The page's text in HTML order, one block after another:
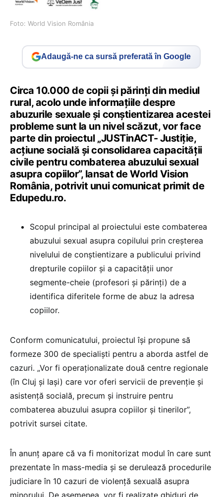
Foto: World Vision România
Adaugă-ne ca sursă preferată în Google
Circa 10.000 de copii și părinți din mediul
rural, acolo unde informațiile despre
abuzurile sexuale și conștientizarea acestei
probleme sunt la un nivel scăzut, vor face
parte din proiectul „JUSTinACT- Justiție,
acțiune socială și consolidarea capacității
civile pentru combaterea abuzului sexual
asupra copiilor”, lansat de World Vision
România, potrivit unui comunicat primit de
Edupedu.ro.
Scopul principal al proiectului este combaterea
abuzului sexual asupra copilului prin creșterea
nivelului de conștientizare a publicului privind
drepturile copiilor și a capacității unor
segmente-cheie (profesori și părinți) de a
identifica diferitele forme de abuz la adresa
copiilor.
Conform comunicatului, proiectul își propune să
formeze 300 de specialiști pentru a aborda astfel de
cazuri. „Vor fi operaționalizate două centre regionale
(în Cluj și Iași) care vor oferi servicii de prevenție și
asistență socială, precum și instruire pentru
combaterea abuzului asupra copiilor și tinerilor”,
potrivit sursei citate.
În anunț apare că va fi monitorizat modul în care sunt
prezentate în mass-media și se derulează procedurile
judiciare în 10 cazuri de violență sexuală asupra
minorului. De asemenea, vor fi realizate ghiduri de